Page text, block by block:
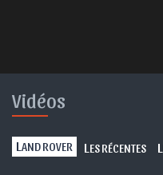
Vidéos
L AND ROVER L ES RÉCENTES L